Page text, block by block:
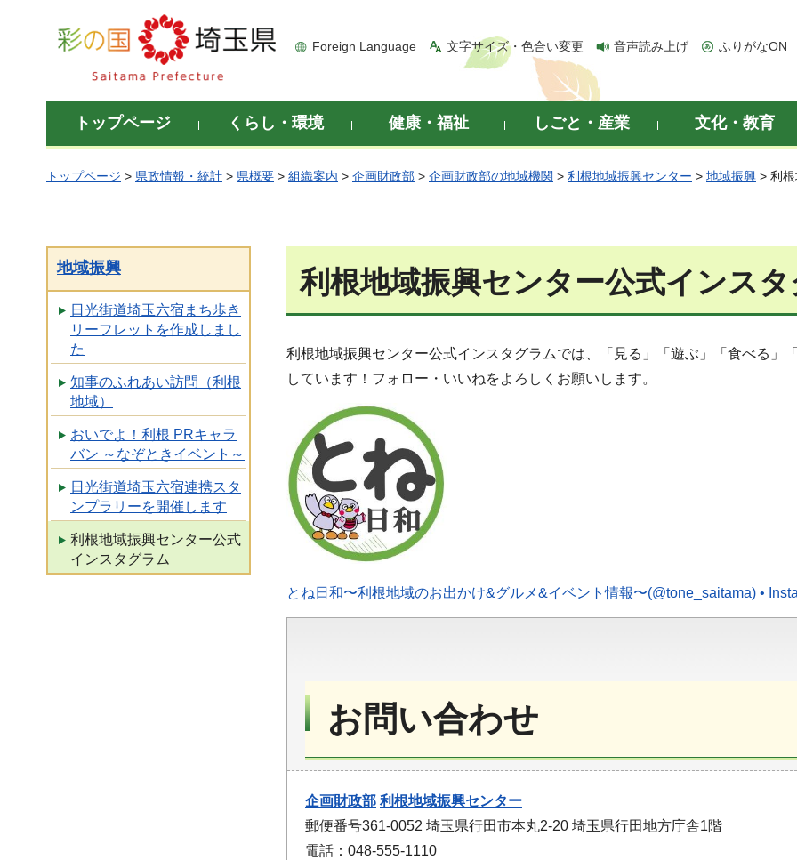
彩の国 埼玉県
Foreign Language 文字サイズ・色合い変更 音声読み上げ ふりがなON
トップページ くらし・環境 健康・福祉 しごと・産業 文化・教育
トップページ > 県政情報・統計 > 県概要 > 組織案内 > 企画財政部 > 企画財政部の地域機関 > 利根地域振興センター > 地域振興 > 利
地域振興
日光街道埼玉六宿まち歩き
リーフレットを作成しまし
た
知事のふれあい訪問（利根
地域）
おいでよ！利根 PRキャラ
バン ～なぞときイベント～
日光街道埼玉六宿連携スタ
ンプラリーを開催します
利根地域振興センター公式
インスタグラム
利根地域振興センター公式インス
利根地域振興センター公式インスタグラムでは、「見る」「遊ぶ」「食べる」
しています！フォロー・いいねをよろしくお願いします。
とね日和〜利根地域のお出かけ&グルメ&イベント情報〜(@tone_saitama) •
お問い合わせ
企画財政部 利根地域振興センター
郵便番号361-0052 埼玉県行田市本丸2-20 埼玉県行田地方庁舎1階
電話：048-555-1110